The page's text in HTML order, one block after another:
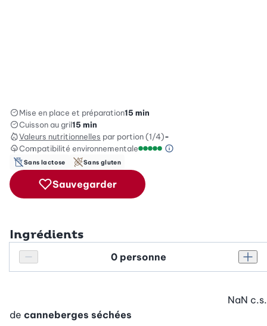
Mise en place et préparation15 min
Cuisson au gril15 min
Valeurs nutritionnelles par portion (1/4)-
Compatibilité environnementale
Information sur
Sans lactose Sans gluten
Sauvegarder
Ingrédients
Réduire le nombre de personnes
Personnes
de canneberges séchées
NaN c.s.